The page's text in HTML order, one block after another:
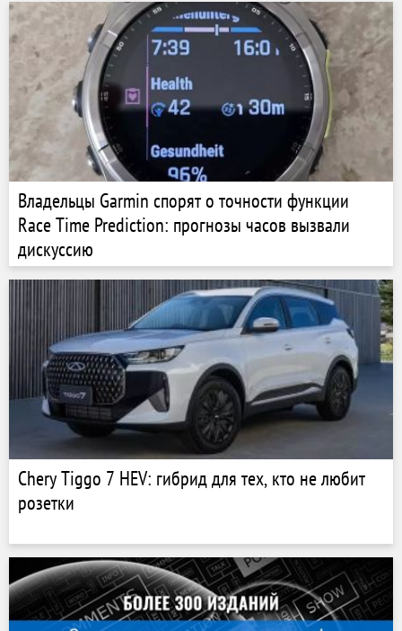
Владельцы Garmin спорят о точности функции
Race Time Prediction: прогнозы часов вызвали
дискуссию
Chery Tiggo 7 HEV: гибрид для тех, кто не любит
розетки